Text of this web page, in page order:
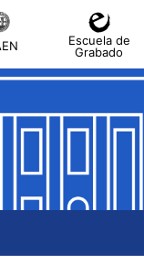
Escuela de
Grabado